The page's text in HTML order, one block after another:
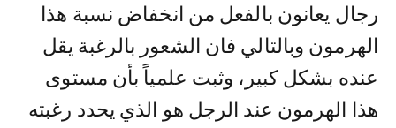
رجال يعانون بالفعل من انخفاض نسبة هذا
الهرمون وبالتالي فان الشعور بالرغبة يقل
عنده بشكل كبير، وثبت علمياً بأن مستوى
هذا الهرمون عند الرجل هو الذي يحدد رغبته